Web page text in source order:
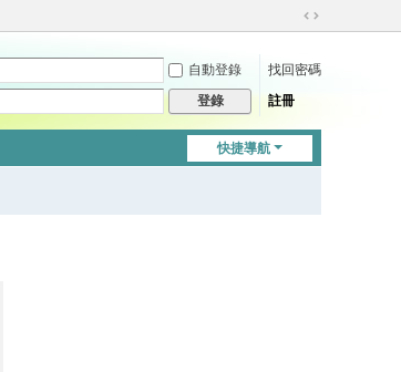
切
到
自動登錄
找回密碼
登錄 註冊
快捷導航